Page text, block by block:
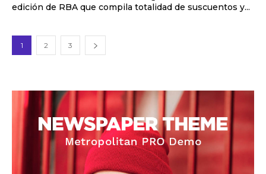
edición de RBA que compila totalidad de suscuentos y...
1 2 3